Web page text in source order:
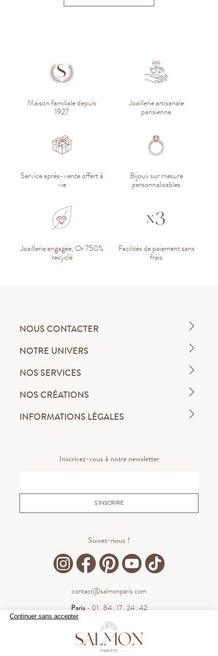
Continuer sans accepter
Maison familiale depuis
1927
Joaillerie artisanale
parisienne
Service après-vente offert à
vie
Bijoux sur mesure
personnalisables
Joaillerie engagée, Or 750%
recyclé
Facilités de paiement sans
frais
NOUS CONTACTER
NOTRE UNIVERS
NOS SERVICES
NOS CRÉATIONS
INFORMATIONS LÉGALES
Inscrivez-vous à notre newsletter
S'INSCRIRE
Suivez-nous !
contact@salmonparis.com
Paris- 01 . 84 . 17 . 24 . 42
- 05 . 35 . 54 . 45 . 53
WhatsApp- 07 . 81 . 63 . 76 . 57